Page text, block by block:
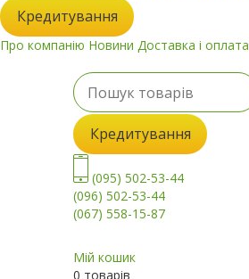
Кредитування
Про компанію Новини Доставка і оплата
Кредитування
(095) 502-53-44
(096) 502-53-44
(067) 558-15-87
Мій кошик
0 товарів